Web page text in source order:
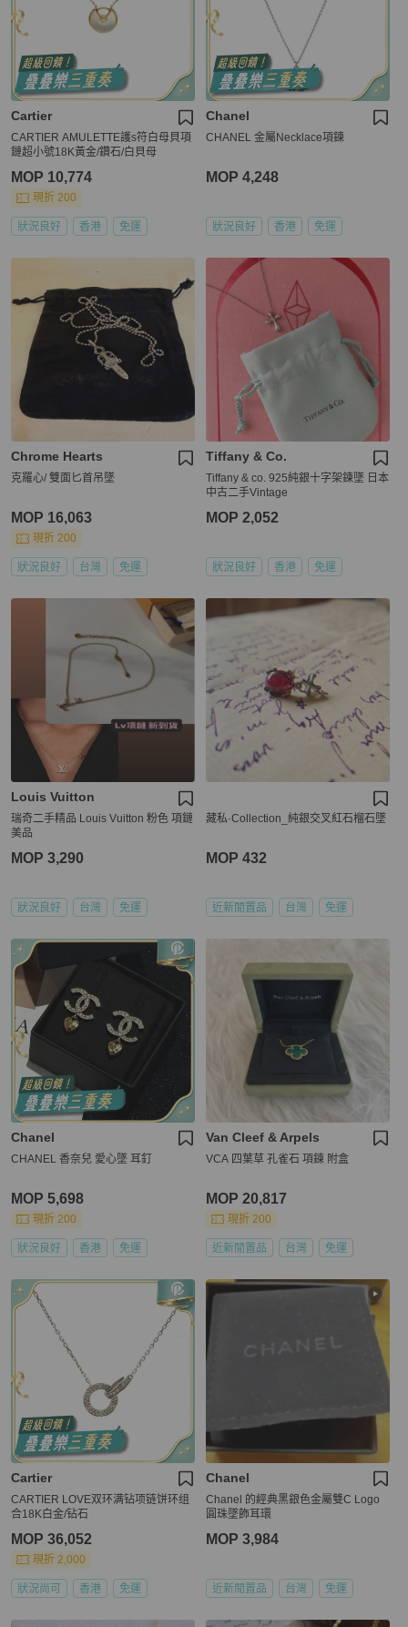
Cartier
CARTIER AMULETTE護s符白母貝項
鏈超小號18K黃金/鑽石/白貝母
MOP 10,774
現折 200
狀況良好 香港 免運
Chanel
CHANEL 金屬Necklace項鍊
MOP 4,248
狀況良好 香港 免運
Chrome Hearts
克羅心/ 雙面匕首吊墜
MOP 16,063
現折 200
狀況良好 台灣 免運
Tiffany & Co.
Tiffany & co. 925純銀十字架鍊墜 日本
中古二手Vintage
MOP 2,052
狀況良好 香港 免運
Louis Vuitton
瑞奇二手精品 Louis Vuitton 粉色 項鏈
美品
MOP 3,290
狀況良好 台灣 免運
藏私·Collection_純銀交叉紅石榴石墜
MOP 432
近新閒置品 台灣 免運
Chanel
CHANEL 香奈兒 愛心墜 耳釘
MOP 5,698
現折 200
狀況良好 香港 免運
Van Cleef & Arpels
VCA 四葉草 孔雀石 項鍊 附盒
MOP 20,817
現折 200
近新閒置品 台灣 免運
Cartier
CARTIER LOVE双环满钻项链饼环组
合18K白金/钻石
MOP 36,052
現折 2,000
狀況尚可 香港 免運
Chanel
Chanel 的經典黑銀色金屬雙C Logo
圓珠墜飾耳環
MOP 3,984
近新閒置品 台灣 免運